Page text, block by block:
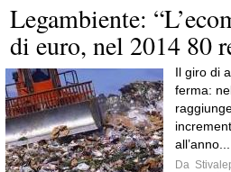
Legambiente:
di euro, nel 2014 80
Il giro di
ferma:
all’anno...
Da